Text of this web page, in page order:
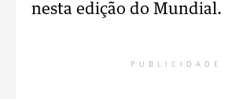
nesta edição do Mundial.
PUBLICIDADE